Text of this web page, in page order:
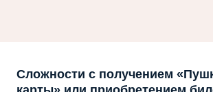
Сложности с получением